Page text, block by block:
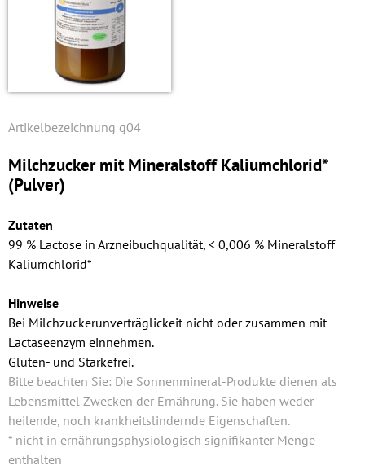
g04
Milchzucker mit Mineralstoff Kalium­chlorid*
(Pulver)
Zutaten
99 % Lactose in Arzneibuchqualität, < 0,006 % Mineralstoff
Kalium­chlorid*
Hinweise
Bei Milchzuckerunverträglickeit nicht oder zusammen mit
Lactaseenzym einnehmen.
Gluten- und Stärkefrei.
Bitte beachten Sie: Die Sonnenmineral-Produkte dienen als
Lebensmittel Zwecken der Ernährung. Sie haben weder
heilende, noch krankheitslindernde Eigenschaften.
* nicht in ernährungsphysiologisch signifikanter Menge
enthalten